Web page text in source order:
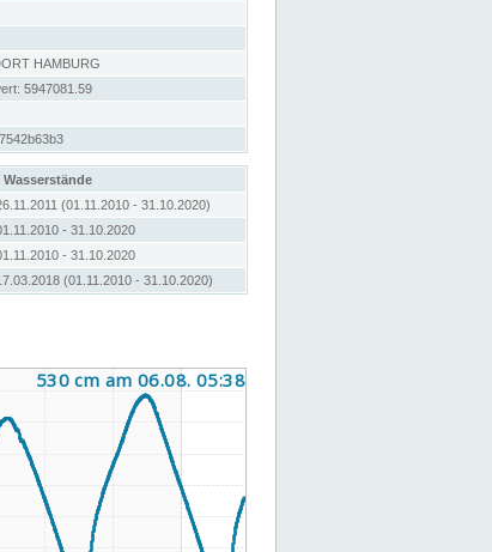
HAMBURG
5947081.59
(01.11.2010 - 31.10.2020)
- 31.10.2020
- 31.10.2020
(01.11.2010 - 31.10.2020)